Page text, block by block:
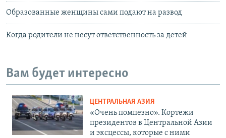
Образованные женщины сами подают на развод
Когда родители не несут ответственность за детей
Вам будет интересно
ЦЕНТРАЛЬНАЯ АЗИЯ
«Очень помпезно». Кортежи
президентов в Центральной Азии
и эксцессы, которые с ними